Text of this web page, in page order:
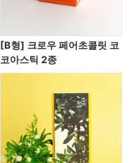
[B형] 크로우 페어초콜릿 코
코아스틱 2종